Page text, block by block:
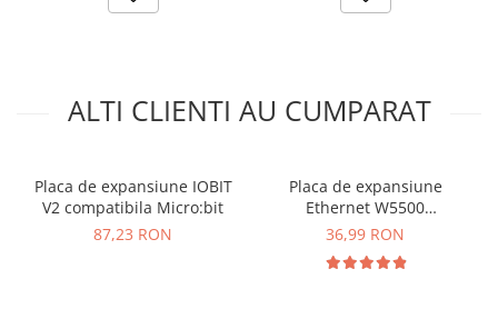
ALTI CLIENTI AU CUMPARAT
Placa de expansiune IOBIT
V2 compatibila Micro:bit
87,23 RON
Placa de expansiune
Ethernet W5500
compatibila Arduino
36,99 RON